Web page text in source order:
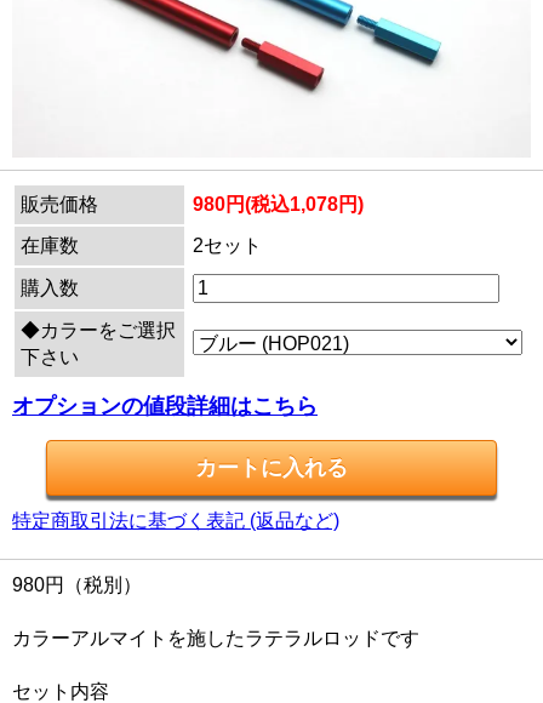
販売価格
980円(税込1,078円)
在庫数
2セット
購入数
◆カラーをご選択
下さい
オプションの値段詳細はこちら
特定商取引法に基づく表記 (返品など)
980円（税別）
カラーアルマイトを施したラテラルロッドです
セット内容